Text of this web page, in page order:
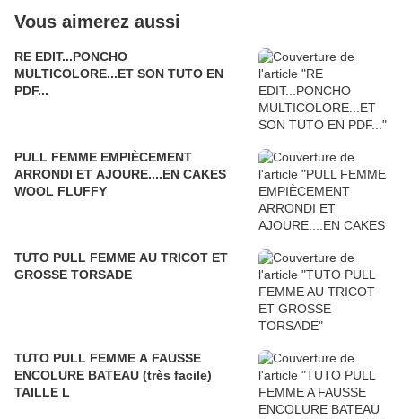
Vous aimerez aussi
RE EDIT...PONCHO
MULTICOLORE...ET SON TUTO EN
PDF...
PULL FEMME EMPIÈCEMENT
ARRONDI ET AJOURE....EN CAKES
WOOL FLUFFY
TUTO PULL FEMME AU TRICOT ET
GROSSE TORSADE
TUTO PULL FEMME A FAUSSE
ENCOLURE BATEAU (très facile)
TAILLE L